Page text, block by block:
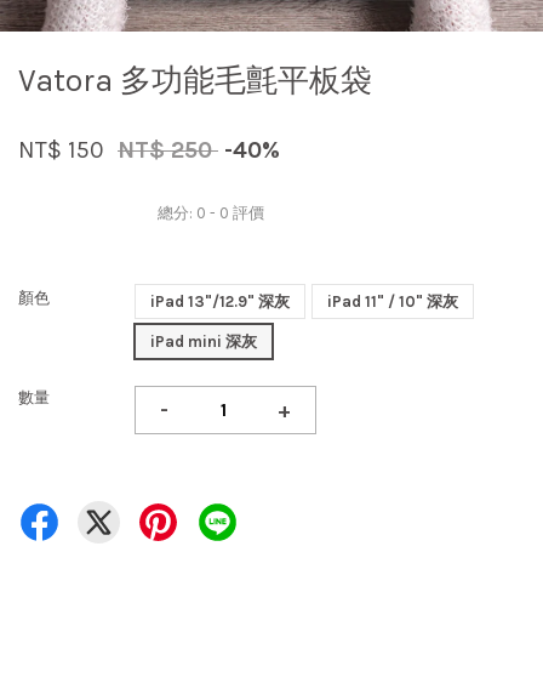
Vatora 多功能毛氈平板袋
NT$ 150 NT$ 250 -40%
總分: 0 - 0 評價
顏色 iPad 13"/12.9" 深灰 iPad 11" / 10" 深灰
iPad mini 深灰
數量 - +